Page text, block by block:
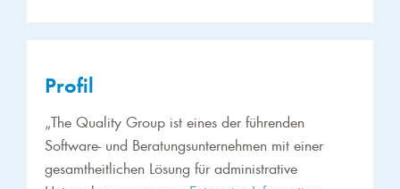
Profil
„The Quality Group ist eines der führenden
Software- und Beratungsunternehmen mit einer
gesamtheitlichen Lösung für administrative